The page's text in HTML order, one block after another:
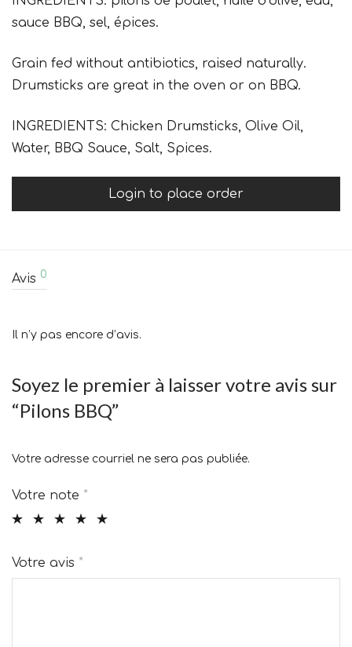
sauce BBQ, sel, épices.
Grain fed without antibiotics, raised naturally.
Drumsticks are great in the oven or on BBQ.
INGREDIENTS: Chicken Drumsticks, Olive Oil,
Water, BBQ Sauce, Salt, Spices.
Login to place order
Avis 0
Il n’y pas encore d’avis.
Soyez le premier à laisser votre avis sur
“Pilons BBQ”
Votre adresse courriel ne sera pas publiée.
Votre note *
Votre avis *